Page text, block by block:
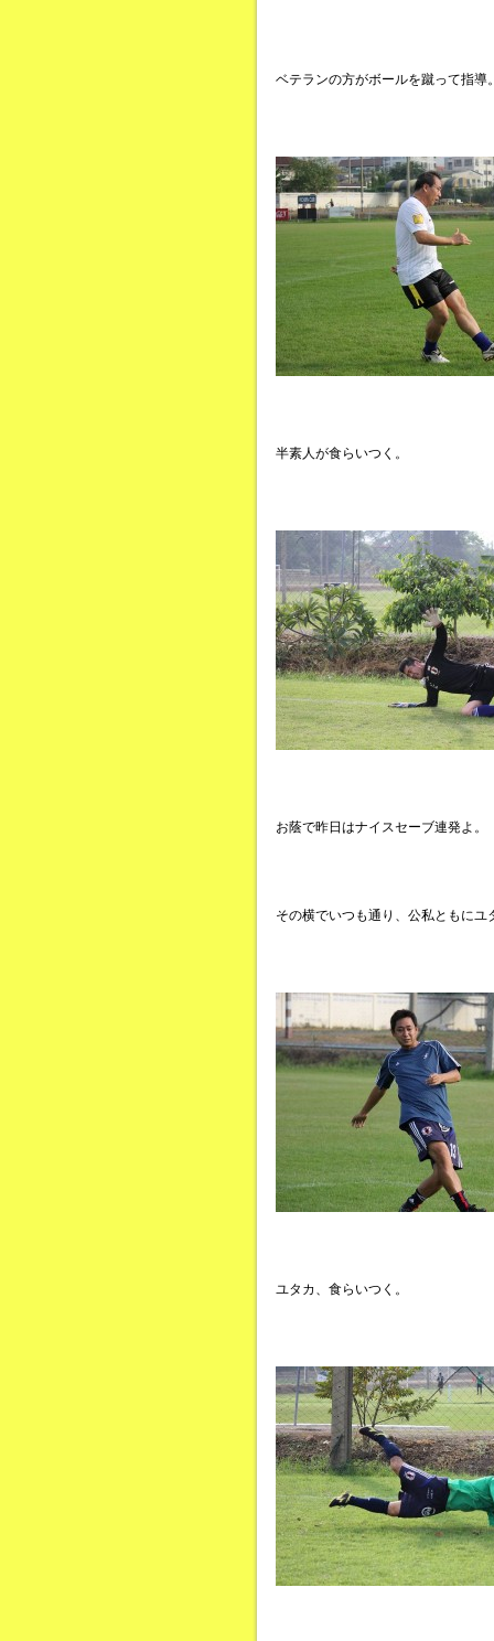
ベテランの方がボールを蹴って指導
半素人が食らいつく。
お蔭で昨日はナイスセーブ連発よ。
その横でいつも通り、公私ともに
ユタカ、食らいつく。